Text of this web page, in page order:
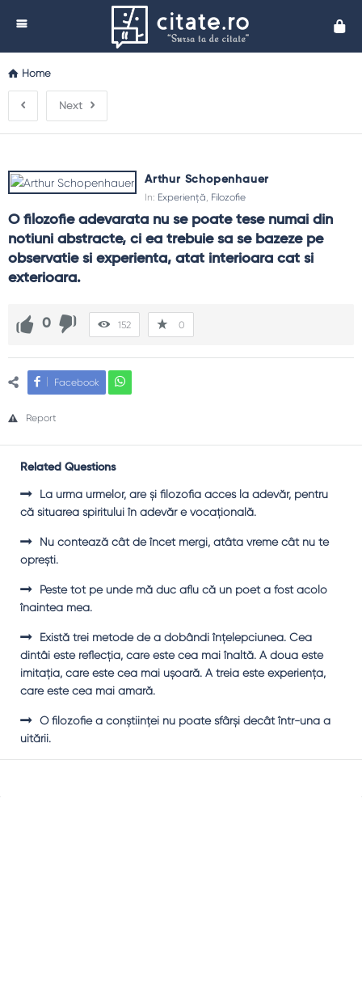
Home
Next
Arthur Schopenhauer
In: Experiență, Filozofie
O filozofie adevarata nu se poate tese numai din
notiuni abstracte, ci ea trebuie sa se bazeze pe
observatie si experienta, atat interioara cat si
exterioara.
0 152 0
Facebook
Report
Related Questions
La urma urmelor, are şi filozofia acces la adevăr, pentru
că situarea spiritului în adevăr e vocaţională.
Nu contează cât de încet mergi, atâta vreme cât nu te
opreşti.
Peste tot pe unde mă duc aflu că un poet a fost acolo
înaintea mea.
Există trei metode de a dobândi înţelepciunea. Cea
dintâi este reflecţia, care este cea mai înaltă. A doua este
imitaţia, care este cea mai uşoară. A treia este experienţa,
care este cea mai amară.
O filozofie a conştiinţei nu poate sfârşi decât într-una a
uitării.